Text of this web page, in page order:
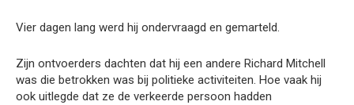
Vier dagen lang werd hij ondervraagd en gemarteld.
Zijn ontvoerders dachten dat hij een andere Richard Mitchell
was die betrokken was bij politieke activiteiten. Hoe vaak hij
ook uitlegde dat ze de verkeerde persoon hadden